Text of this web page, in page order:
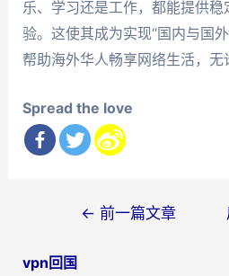
乐、学习还是工作，都能提供
验。这使其成为实现“国内与国
帮助海外华人畅享网络生活，无
Spread the love
导
← 前一篇文章
vpn回国